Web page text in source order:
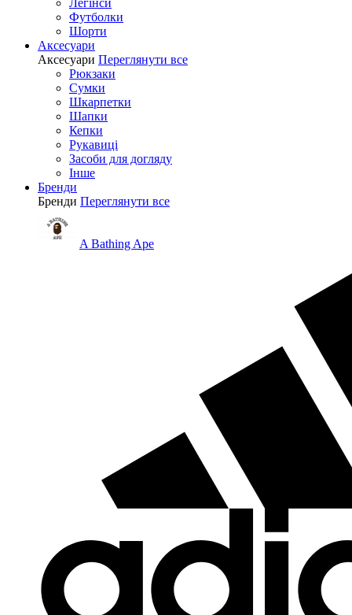
Легінси
Футболки
Шорти
Аксесуари
Аксесуари Переглянути все
Рюкзаки
Сумки
Шкарпетки
Шапки
Кепки
Рукавиці
Засоби для догляду
Інше
Бренди
Бренди Переглянути все
A Bathing Ape